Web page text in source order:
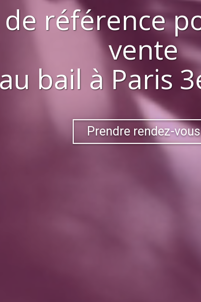
de référence
vente
bail à Paris
Prendre rendez-vous